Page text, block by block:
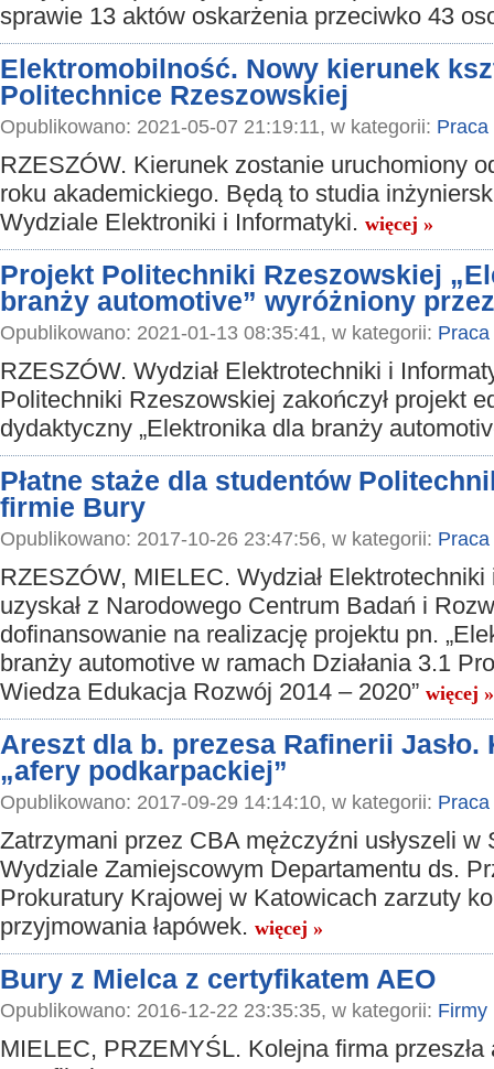
sprawie 13 aktów oskarżenia przeciwko 43
Elektromobilność. Nowy kierunek
Politechnice Rzeszowskiej
Opublikowano: 2021-05-07 21:19:11, w kategorii: Praca
RZESZÓW. Kierunek zostanie uruchomiony
roku akademickiego. Będą to studia
Wydziale Elektroniki i Informatyki. więcej »
Projekt Politechniki Rzeszowskiej
branży automotive” wyróżniony
Opublikowano: 2021-01-13 08:35:41, w kategorii: Praca
RZESZÓW. Wydział Elektrotechniki i
Politechniki Rzeszowskiej zakończył projekt
dydaktyczny „Elektronika dla branży
Płatne staże dla studentów
firmie Bury
Opublikowano: 2017-10-26 23:47:56, w kategorii: Praca
RZESZÓW, MIELEC. Wydział Elektrotechniki
uzyskał z Narodowego Centrum Badań i
dofinansowanie na realizację projektu pn.
branży automotive w ramach Działania 3.1
Wiedza Edukacja Rozwój 2014 – 2020” więcej »
Areszt dla b. prezesa Rafinerii Jasło.
„afery podkarpackiej”
Opublikowano: 2017-09-29 14:14:10, w kategorii: Praca
Zatrzymani przez CBA mężczyźni usłyszeli w
Wydziale Zamiejscowym Departamentu ds.
Prokuratury Krajowej w Katowicach zarzuty
przyjmowania łapówek. więcej »
Bury z Mielca z certyfikatem AEO
Opublikowano: 2016-12-22 23:35:35, w kategorii: Firmy
MIELEC, PRZEMYŚL. Kolejna firma przeszła